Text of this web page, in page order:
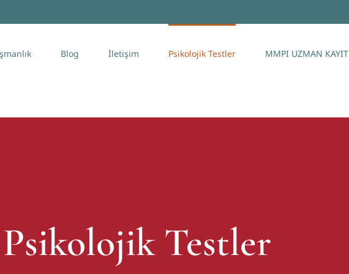
Blog İletişim Psikolojik Testler MMPI UZMAN KAYIT
Psikolojik Testler